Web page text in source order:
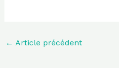
← Article précédent